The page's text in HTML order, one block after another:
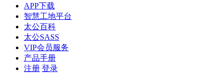
APP下载
智慧工地平台
太公百科
太公SASS
VIP会员服务
产品手册
注册 登录